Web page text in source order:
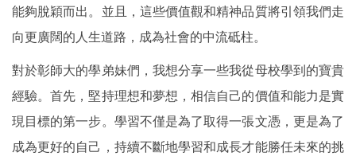
能夠脫穎而出。並且，這些價值觀和精神品質將引領我們走
向更廣闊的人生道路，成為社會的中流砥柱。
對於彰師大的學弟妹們，我想分享一些我從母校學到的寶貴
經驗。首先，堅持理想和夢想，相信自己的價值和能力是實
現目標的第一步。學習不僅是為了取得一張文憑，更是為了
成為更好的自己，持續不斷地學習和成長才能勝任未來的挑